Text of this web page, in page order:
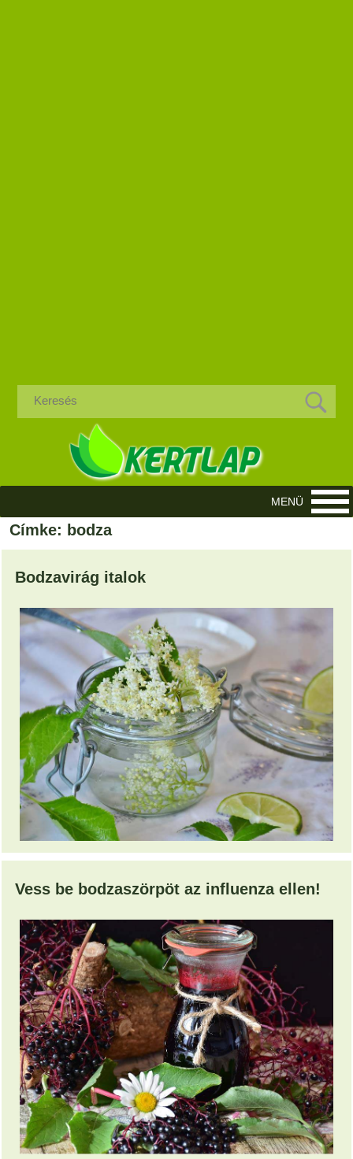
Címke: bodza
Bodzavirág italok
Vess be bodzaszörpöt az influenza ellen!